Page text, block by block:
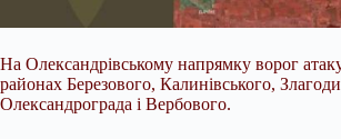
На Олександрівському напрямку ворог
районах Березового, Калинівського,
Олександрограда і Вербового.